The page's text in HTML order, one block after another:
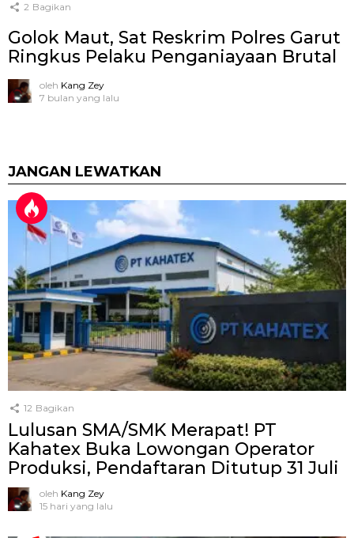
2 Bagikan
Golok Maut, Sat Reskrim Polres Garut
Ringkus Pelaku Penganiayaan Brutal
oleh Kang Zey
7 bulan yang lalu
JANGAN LEWATKAN
12 Bagikan
Lulusan SMA/SMK Merapat! PT
Kahatex Buka Lowongan Operator
Produksi, Pendaftaran Ditutup 31 Juli
oleh Kang Zey
15 hari yang lalu